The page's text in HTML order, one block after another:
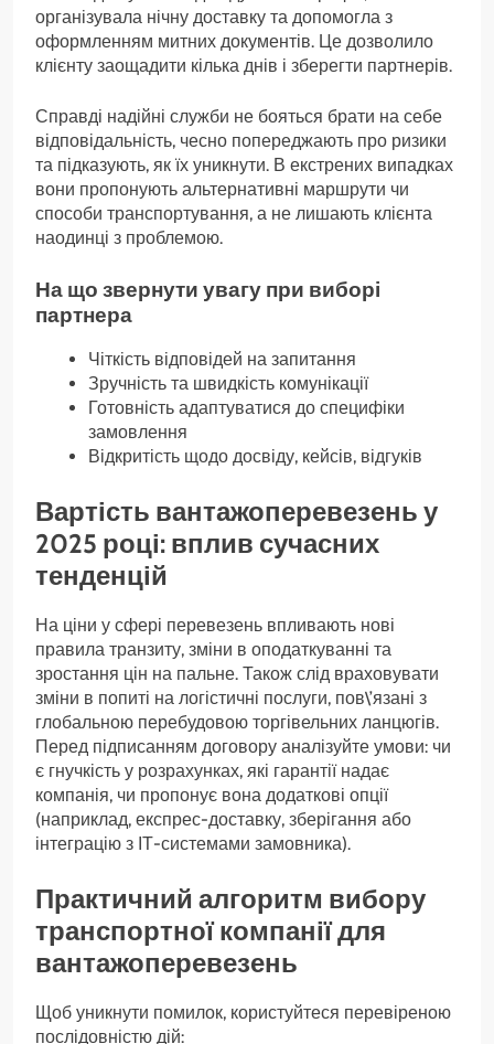
організувала нічну доставку та допомогла з
оформленням митних документів. Це дозволило
клієнту заощадити кілька днів і зберегти партнерів.
Справді надійні служби не бояться брати на себе
відповідальність, чесно попереджають про ризики
та підказують, як їх уникнути. В екстрених випадках
вони пропонують альтернативні маршрути чи
способи транспортування, а не лишають клієнта
наодинці з проблемою.
На що звернути увагу при виборі
партнера
Чіткість відповідей на запитання
Зручність та швидкість комунікації
Готовність адаптуватися до специфіки
замовлення
Відкритість щодо досвіду, кейсів, відгуків
Вартість вантажоперевезень у
2025 році: вплив сучасних
тенденцій
На ціни у сфері перевезень впливають нові
правила транзиту, зміни в оподаткуванні та
зростання цін на пальне. Також слід враховувати
зміни в попиті на логістичні послуги, пов\’язані з
глобальною перебудовою торгівельних ланцюгів.
Перед підписанням договору аналізуйте умови: чи
є гнучкість у розрахунках, які гарантії надає
компанія, чи пропонує вона додаткові опції
(наприклад, експрес-доставку, зберігання або
інтеграцію з ІТ-системами замовника).
Практичний алгоритм вибору
транспортної компанії для
вантажоперевезень
Щоб уникнути помилок, користуйтеся перевіреною
послідовністю дій: